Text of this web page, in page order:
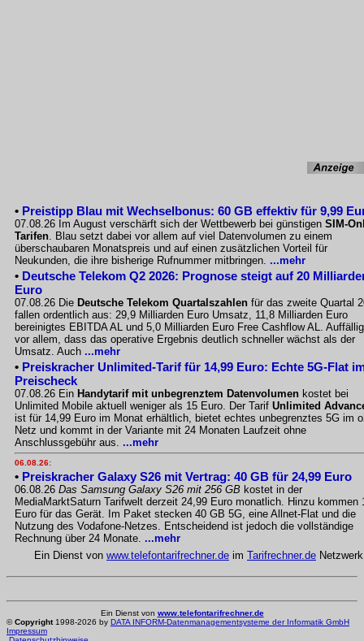
• Preistipp Blau mit Wechselbonus: 60 GB effektiv für 9,99
07.08.26 Im August verschärft sich der Wettbewerb bei günstigen SIM-
Tarifen. Blau setzt dabei vor allem auf viel Datenvolumen zu einem
überschaubaren Monatspreis und auf einen zusätzlichen Vorteil für
Neukunden, die ihre bisherige Rufnummer mitbringen. ...mehr
• Deutsche Telekom Q2 2026: Prognose steigt auf 20
Euro
07.08.26 Die Deutsche Telekom Quartalszahlen für das zweite Quartal
fallen ordentlich aus: 29,9 Milliarden Euro Umsatz, 11,8 Milliarden Euro
bereinigtes EBITDA AL und 5,0 Milliarden Euro Free Cashflow AL.
vor allem, dass das operative Ergebnis deutlich schneller wächst als der
Umsatz. Auch ...mehr
• Preiskracher Unlimited-Tarif für 14,99 Euro: Echte 5G-Flat
Preischeck
07.08.26 Ein Handytarif mit unbegrenztem Datenvolumen kostet bei
Unlimited Mobile aktuell weniger als 15 Euro. Der Tarif Unlimited
ist für 14,99 Euro im Monat erhältlich, bietet echtes unbegrenztes 5G im
Netz und kommt in der Variante mit 24 Monaten Laufzeit ohne
Anschlussgebühr aus. ...mehr
06.08.26:
• Preiskracher Galaxy S26 mit Vertrag: 40 GB für 24,99 Euro
06.08.26 Das Samsung Galaxy S26 mit 256 GB kostet in der
MediaMarktSaturn Tarifwelt derzeit 24,99 Euro monatlich. Hinzu kommen
Euro für das Gerät. Im Paket stecken 40 GB 5G, eine Allnet-Flat und die
Nutzung des Vodafone-Netzes. Entscheidend ist jedoch die vollständige
Rechnung über 24 Monate. ...mehr
Ein Dienst von www.telefontarifrechner.de im Tarifrechner.de Netzwerk
Ein Dienst von www.telefontarifrechner.de
©Copyright1998-2026 by DATA INFORM-Datenmanagementsysteme der Informatik GmbH
Impressum